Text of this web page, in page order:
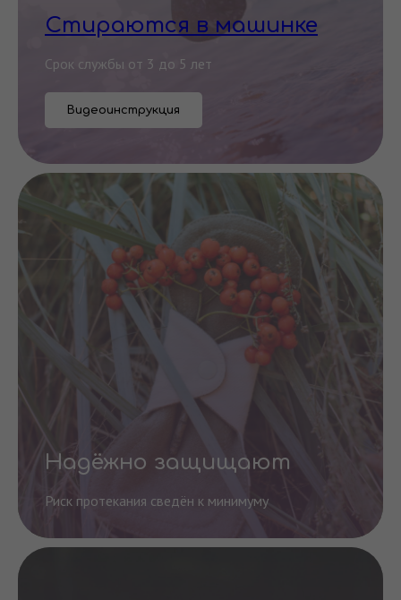
Стираются в машинке
Срок службы от 3 до 5 лет
Видеоинструкция
Надёжно защищают
Риск протекания сведён к минимуму